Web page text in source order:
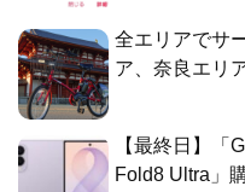
全エリアでサ
ア、奈良エリ
【最終日】「
Fold8 Ultra」